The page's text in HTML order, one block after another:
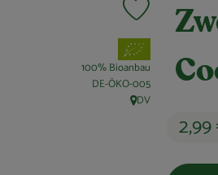
Produkt zu
, Verband:
100% Bioanbau
, Kontrollstelle:
DE-ÖKO-005
, Herkunft:
DV